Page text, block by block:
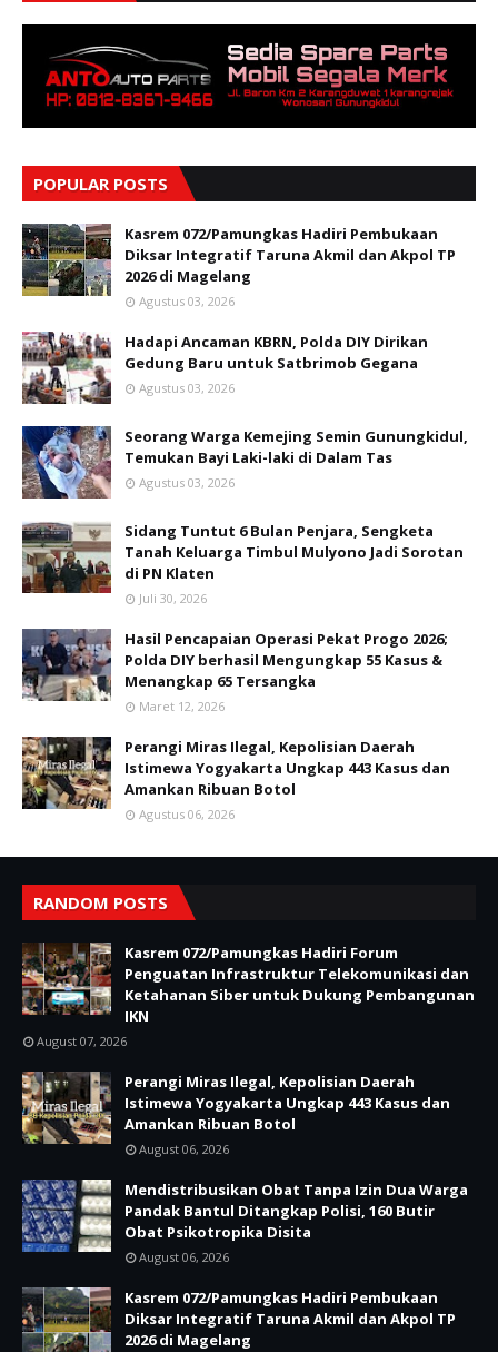
POPULAR POSTS
Kasrem 072/Pamungkas Hadiri Pembukaan
Diksar Integratif Taruna Akmil dan Akpol TP
2026 di Magelang
Agustus 03, 2026
Hadapi Ancaman KBRN, Polda DIY Dirikan
Gedung Baru untuk Satbrimob Gegana
Agustus 03, 2026
Seorang Warga Kemejing Semin Gunungkidul,
Temukan Bayi Laki-laki di Dalam Tas
Agustus 03, 2026
Sidang Tuntut 6 Bulan Penjara, Sengketa
Tanah Keluarga Timbul Mulyono Jadi Sorotan
di PN Klaten
Juli 30, 2026
Hasil Pencapaian Operasi Pekat Progo 2026;
Polda DIY berhasil Mengungkap 55 Kasus &
Menangkap 65 Tersangka
Maret 12, 2026
Perangi Miras Ilegal, Kepolisian Daerah
Istimewa Yogyakarta Ungkap 443 Kasus dan
Amankan Ribuan Botol
Agustus 06, 2026
RANDOM POSTS
Kasrem 072/Pamungkas Hadiri Forum
Penguatan Infrastruktur Telekomunikasi dan
Ketahanan Siber untuk Dukung Pembangunan
IKN
August 07, 2026
Perangi Miras Ilegal, Kepolisian Daerah
Istimewa Yogyakarta Ungkap 443 Kasus dan
Amankan Ribuan Botol
August 06, 2026
Mendistribusikan Obat Tanpa Izin Dua Warga
Pandak Bantul Ditangkap Polisi, 160 Butir
Obat Psikotropika Disita
August 06, 2026
Kasrem 072/Pamungkas Hadiri Pembukaan
Diksar Integratif Taruna Akmil dan Akpol TP
2026 di Magelang